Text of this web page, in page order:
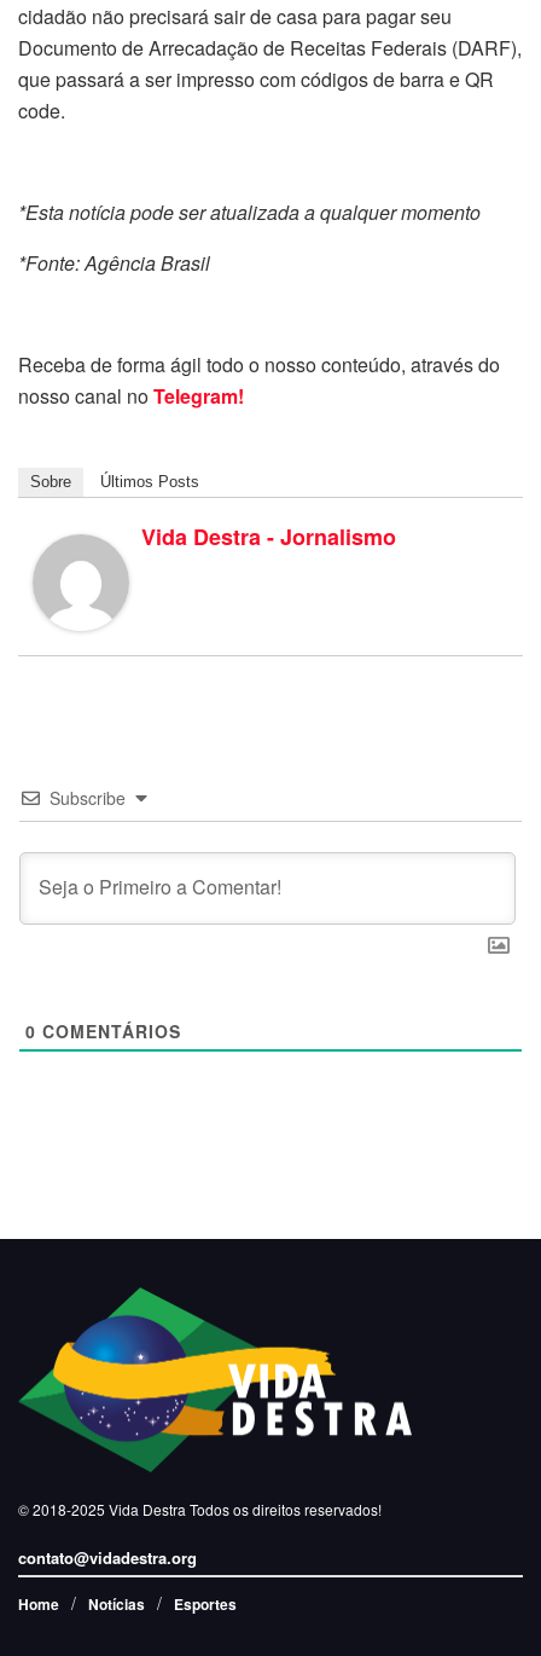
cidadão não precisará sair de casa para pagar seu
Documento de Arrecadação de Receitas Federais (DARF),
que passará a ser impresso com códigos de barra e QR
code.
*Esta notícia pode ser atualizada a qualquer momento
*Fonte: Agência Brasil
Receba de forma ágil todo o nosso conteúdo, através do
nosso canal noTelegram!
Sobre Últimos Posts
Vida Destra - Jornalismo
Subscribe
0 COMENTÁRIOS
© 2018-2025 Vida Destra Todos os direitos reservados!
contato@vidadestra.org
Home Notícias Esportes